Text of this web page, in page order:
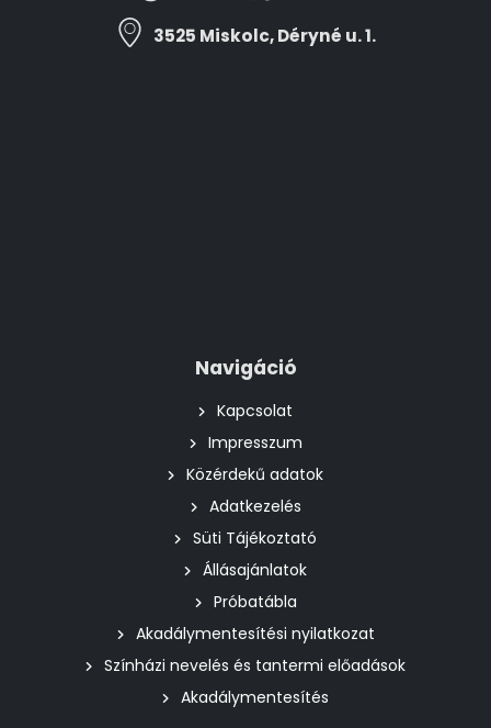
3525 Miskolc, Déryné u. 1.
Navigáció
Kapcsolat
Impresszum
Közérdekű adatok
Adatkezelés
Süti Tájékoztató
Állásajánlatok
Próbatábla
Akadálymentesítési nyilatkozat
Színházi nevelés és tantermi előadások
Akadálymentesítés